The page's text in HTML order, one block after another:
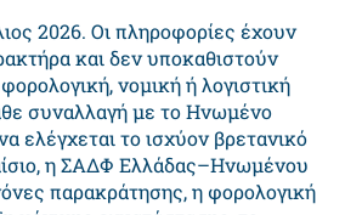
2026. Οι πληροφορίες έχουν
και δεν υποκαθιστούν
νομική ή λογιστική
συναλλαγή με το Ηνωμένο
ελέγχεται το ισχύον βρετανικό
η ΣΑΔΦ Ελλάδας–Ηνωμένου
παρακράτησης, η φορολογική